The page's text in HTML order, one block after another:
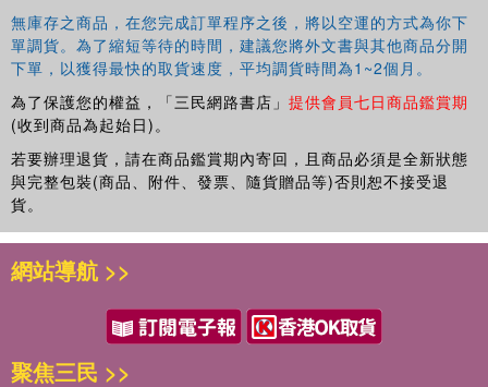
無庫存之商品，在您完成訂單程序之後，將以空運的方式為你下
單調貨。為了縮短等待的時間，建議您將外文書與其他商品分開
下單，以獲得最快的取貨速度，平均調貨時間為1~2個月。
為了保護您的權益，「三民網路書店」 提供會員七日商品鑑賞期
(收到商品為起始日)。
若要辦理退貨，請在商品鑑賞期內寄回，且商品必須是全新狀態
與完整包裝(商品、附件、發票、隨貨贈品等)否則恕不接受退
貨。
網站導航 >>
聚焦三民 >>